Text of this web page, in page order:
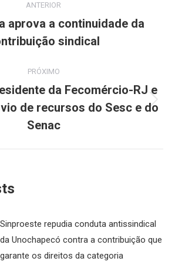
ANTERIOR
Post
anterior:
aprova a continuidade da
sindical
PRÓXIMO
Próximo
post:
da Fecomércio-RJ e
de recursos do Sesc e do
Senac
Sinproeste repudia conduta antissindical
da Unochapecó contra a contribuição que
garante os direitos da categoria